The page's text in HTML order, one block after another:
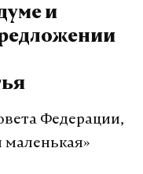
и
Федерации,
маленькая»